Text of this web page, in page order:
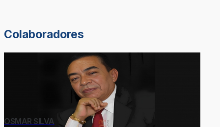
Colaboradores
OSMAR SILVA